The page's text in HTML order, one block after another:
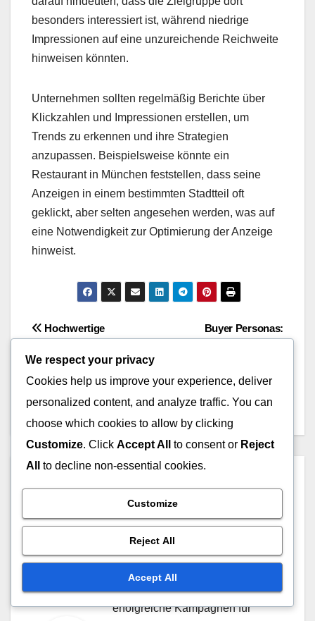
besonders interessiert ist, während niedrige
Impressionen auf eine unzureichende Reichweite
hinweisen könnten.
Unternehmen sollten regelmäßig Berichte über
Klickzahlen und Impressionen erstellen, um
Trends zu erkennen und ihre Strategien
anzupassen. Beispielsweise könnte ein
Restaurant in München feststellen, dass seine
Anzeigen in einem bestimmten Stadtteil oft
geklickt, aber selten angesehen werden, was auf
eine Notwendigkeit zur Optimierung der Anzeige
hinweist.
Post
navigation
Buyer Personas:
Anzeigenleistungsanzeige
Hochwertige
Identifikation, Vorteile und
Strategien
Leonie Graf ist eine
leidenschaftliche Expertin für
Influencer-Marketing mit über
fünf Jahren Erfahrung in der
Branche. Sie hat zahlreiche
erfolgreiche Kampagnen für
We respect your privacy
Cookies help us improve your experience, deliver
personalized content, and analyze traffic. You can
choose which cookies to allow by clicking
Customize. Click Accept All to consent or Reject
All
to decline non-essential cookies.
Customize
Reject All
Accept All